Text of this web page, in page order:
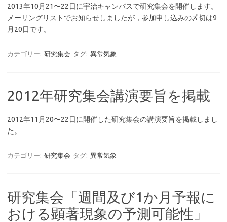
2013年10月21〜22日に宇治キャンパスで研究集会を開催します。
メーリングリストでお知らせしましたが，参加申し込みの〆切は9
月20日です。
カテゴリー: 研究集会 タグ: 異常気象
2012年研究集会講演要旨を掲載
2012年11月20〜22日に開催した研究集会の講演要旨を掲載しまし
た。
カテゴリー: 研究集会 タグ: 異常気象
研究集会「週間及び1か月予報に
おける顕著現象の予測可能性」